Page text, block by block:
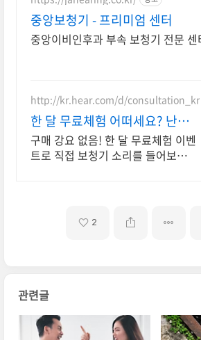
중앙보청기 - 프리미엄 센터
http://kr.hear.com/d/consultation_kr
한 달 무료체험 어떠세요? 난청
여부 알려주는 무료체험
구매 강요 없음! 한 달 무료체험 이벤
트로 직접 보청기 소리를 들어보세
2
관련글